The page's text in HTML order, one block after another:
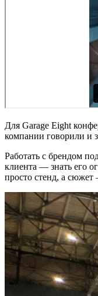
Для Garage Eight
компании говорили и
Работать с брендом
клиента — знать его
просто стенд, а